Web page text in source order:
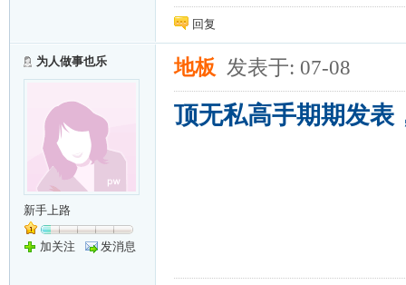
回复
为人做事也乐
新手上路
加关注 发消息
地板 发表于: 07-08
顶无私高手期期发表